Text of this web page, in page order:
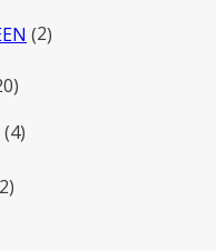
22
20
товаров
44
22